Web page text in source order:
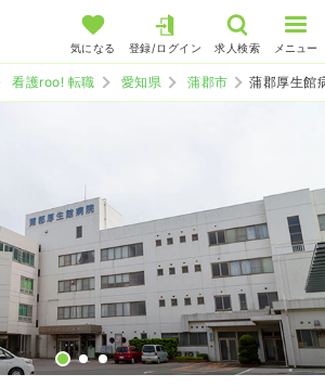
気になる 登録/ログイン 求人検索 メニュー
看護roo! 転職 愛知県 蒲郡市 蒲郡厚生館